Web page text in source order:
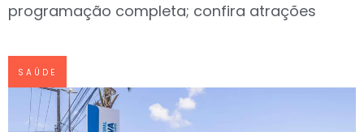
programação completa; confira atrações
SAÚDE